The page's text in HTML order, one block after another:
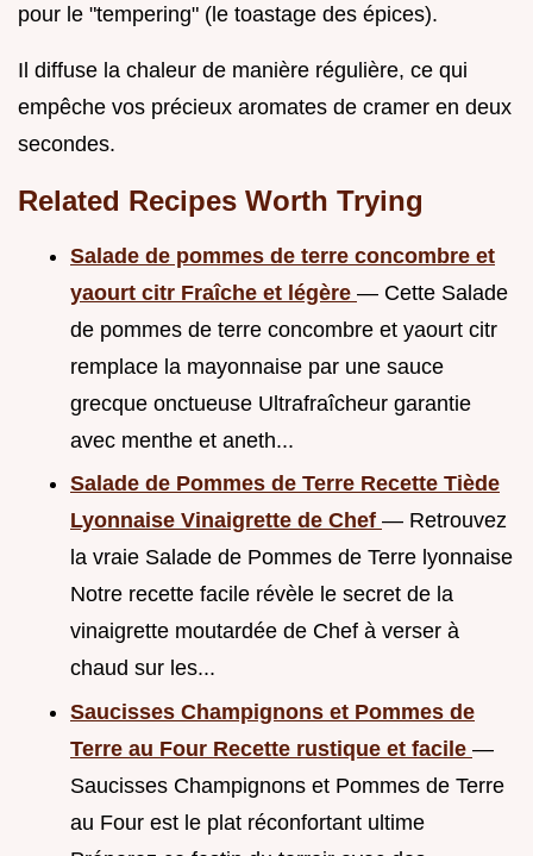
pour le "tempering" (le toastage des épices).
Il diffuse la chaleur de manière régulière, ce qui
empêche vos précieux aromates de cramer en deux
secondes.
Related Recipes Worth Trying
Salade de pommes de terre concombre et
yaourt citr Fraîche et légère — Cette Salade
de pommes de terre concombre et yaourt citr
remplace la mayonnaise par une sauce
grecque onctueuse Ultrafraîcheur garantie
avec menthe et aneth...
Salade de Pommes de Terre Recette Tiède
Lyonnaise Vinaigrette de Chef — Retrouvez
la vraie Salade de Pommes de Terre lyonnaise
Notre recette facile révèle le secret de la
vinaigrette moutardée de Chef à verser à
chaud sur les...
Saucisses Champignons et Pommes de
Terre au Four Recette rustique et facile —
Saucisses Champignons et Pommes de Terre
au Four est le plat réconfortant ultime